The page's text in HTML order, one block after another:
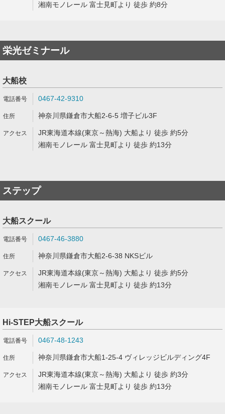
湘南モノレール 富士見町より 徒歩 約8分
栄光ゼミナール
大船校
0467-42-9310
神奈川県鎌倉市大船2-6-5 増子ビル3F
JR東海道本線(東京～熱海) 大船より 徒歩 約5分
湘南モノレール 富士見町より 徒歩 約13分
ステップ
大船スクール
0467-46-3880
神奈川県鎌倉市大船2-6-38 NKSビル
JR東海道本線(東京～熱海) 大船より 徒歩 約5分
湘南モノレール 富士見町より 徒歩 約13分
Hi-STEP大船スクール
0467-48-1243
神奈川県鎌倉市大船1-25-4 ヴィレッジビルディング4F
JR東海道本線(東京～熱海) 大船より 徒歩 約3分
湘南モノレール 富士見町より 徒歩 約13分